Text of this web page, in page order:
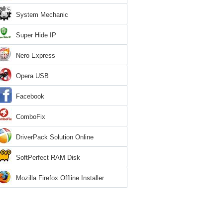
System Mechanic
Super Hide IP
Nero Express
Opera USB
Facebook
ComboFix
DriverPack Solution Online
SoftPerfect RAM Disk
Mozilla Firefox Offline Installer